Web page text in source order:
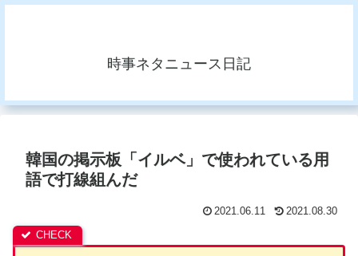
時事ネタニュース日記
韓国の掲示板「イルベ」で使われている用
語で打線組んだ
2021.06.11 2021.08.30